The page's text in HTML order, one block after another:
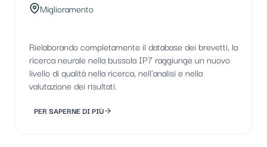
Miglioramento
Rielaborando completamente il database dei brevetti, la
ricerca neurale nella bussola IP7 raggiunge un nuovo
livello di qualità nella ricerca, nell'analisi e nella
valutazione dei risultati.
PER SAPERNE DI PIÙ